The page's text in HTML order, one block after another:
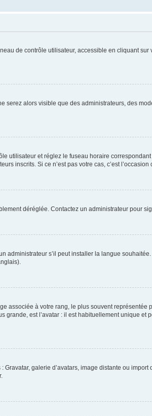
de contrôle utilisateur, accessible en cliquant sur
serez alors visible que des administrateurs, des
utilisateur et réglez le fuseau horaire correspondant
inscrits. Si ce n’est pas votre cas, c’est l’occasion
déréglée. Contactez un administrateur pour
administrateur s’il peut installer la langue souhaitée.
associée à votre rang, le plus souvent représentée
grande, est l’avatar : il est habituellement unique et
galerie d’avatars, image distante ou import